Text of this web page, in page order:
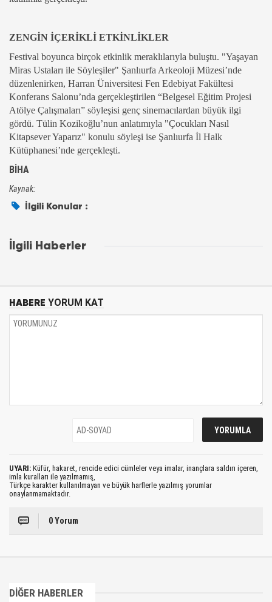
ZENGİN İÇERİKLİ ETKİNLİKLER
Festival boyunca birçok etkinlik meraklılarıyla buluştu. "Yaşayan
Miras Ustaları ile Söyleşiler" Şanlıurfa Arkeoloji Müzesi’nde
düzenlenirken, Harran Üniversitesi Fen Edebiyat Fakültesi
Konferans Salonu’nda gerçekleştirilen “Belgesel Eğitim Projesi
Atölye Çalışmaları” söyleşisi genç sinemacılardan büyük ilgi
gördü. Tülin Kozikoğlu’nun anlatımıyla "Çocukları Nasıl
Kitapsever Yaparız" konulu söyleşi ise Şanlıurfa İl Halk
Kütüphanesi’nde gerçekleşti.
BİHA
Kaynak:
İlgili Konular :
İlgili Haberler
HABERE YORUM KAT
UYARI: Küfür, hakaret, rencide edici cümleler veya imalar, inançlara saldırı içeren,
imla kuralları ile yazılmamış,
Türkçe karakter kullanılmayan ve büyük harflerle yazılmış yorumlar
onaylanmamaktadır.
0 Yorum
DİĞER HABERLER